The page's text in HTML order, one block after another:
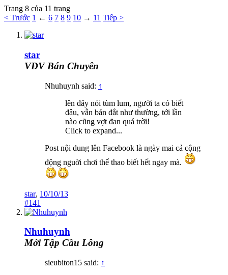
Trang 8 của 11 trang
< Trước 1 ← 6 7 8 9 10 → 11 Tiếp >
star
VĐV Bán Chuyên
Nhuhuynh said: ↑
lên đây nói tùm lum, người ta có biết
đâu, vẫn bán đắt như thường, tới lần
nào cũng vợt đan quá trời!
Click to expand...
Post nội dung lên Facebook là ngày mai cả cộng
động nguời chơi thể thao biết hết ngay mà.
star, 10/10/13
#141
Nhuhuynh
Mới Tập Cầu Lông
sieubiton15 said: ↑